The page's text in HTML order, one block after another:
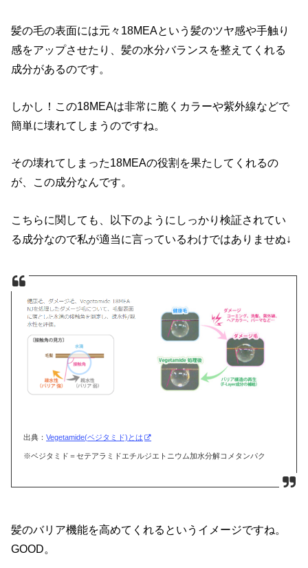
髪の毛の表面には元々18MEAという髪のツヤ感や手触り
感をアップさせたり、髪の水分バランスを整えてくれる
成分があるのです。
しかし！この18MEAは非常に脆くカラーや紫外線などで
簡単に壊れてしまうのですね。
その壊れてしまった18MEAの役割を果たしてくれるの
が、この成分なんです。
こちらに関しても、以下のようにしっかり検証されてい
る成分なので私が適当に言っているわけではありませぬ↓
出典：Vegetamide(ベジタミド)とは
※ベジタミド＝セテアラミドエチルジエトニウム加水分解コメタンパク
髪のバリア機能を高めてくれるというイメージですね。
GOOD。